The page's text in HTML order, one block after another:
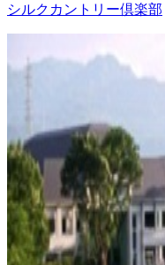
シルクカントリー倶楽部